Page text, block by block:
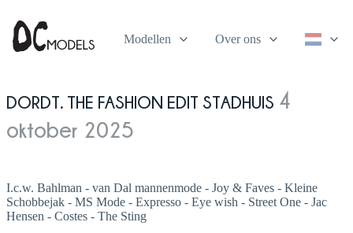
Modellen Over ons
Dordt. The Fashion Edit Stadhuis 4
oktober 2025
I.c.w. Bahlman - van Dal mannenmode - Joy & Faves - Kleine
Schobbejak - MS Mode - Expresso - Eye wish - Street One - Jac
Hensen - Costes - The Sting